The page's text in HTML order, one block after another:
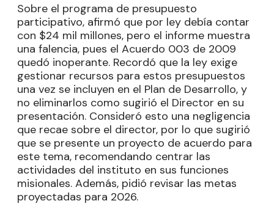
Sobre el programa de presupuesto
participativo, afirmó que por ley debía contar
con $24 mil millones, pero el informe muestra
una falencia, pues el Acuerdo 003 de 2009
quedó inoperante. Recordó que la ley exige
gestionar recursos para estos presupuestos
una vez se incluyen en el Plan de Desarrollo, y
no eliminarlos como sugirió el Director en su
presentación. Consideró esto una negligencia
que recae sobre el director, por lo que sugirió
que se presente un proyecto de acuerdo para
este tema, recomendando centrar las
actividades del instituto en sus funciones
misionales. Además, pidió revisar las metas
proyectadas para 2026.